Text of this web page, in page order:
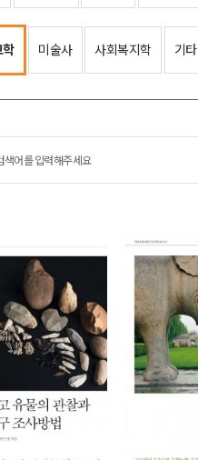
학 미술사 사회복지학 기타